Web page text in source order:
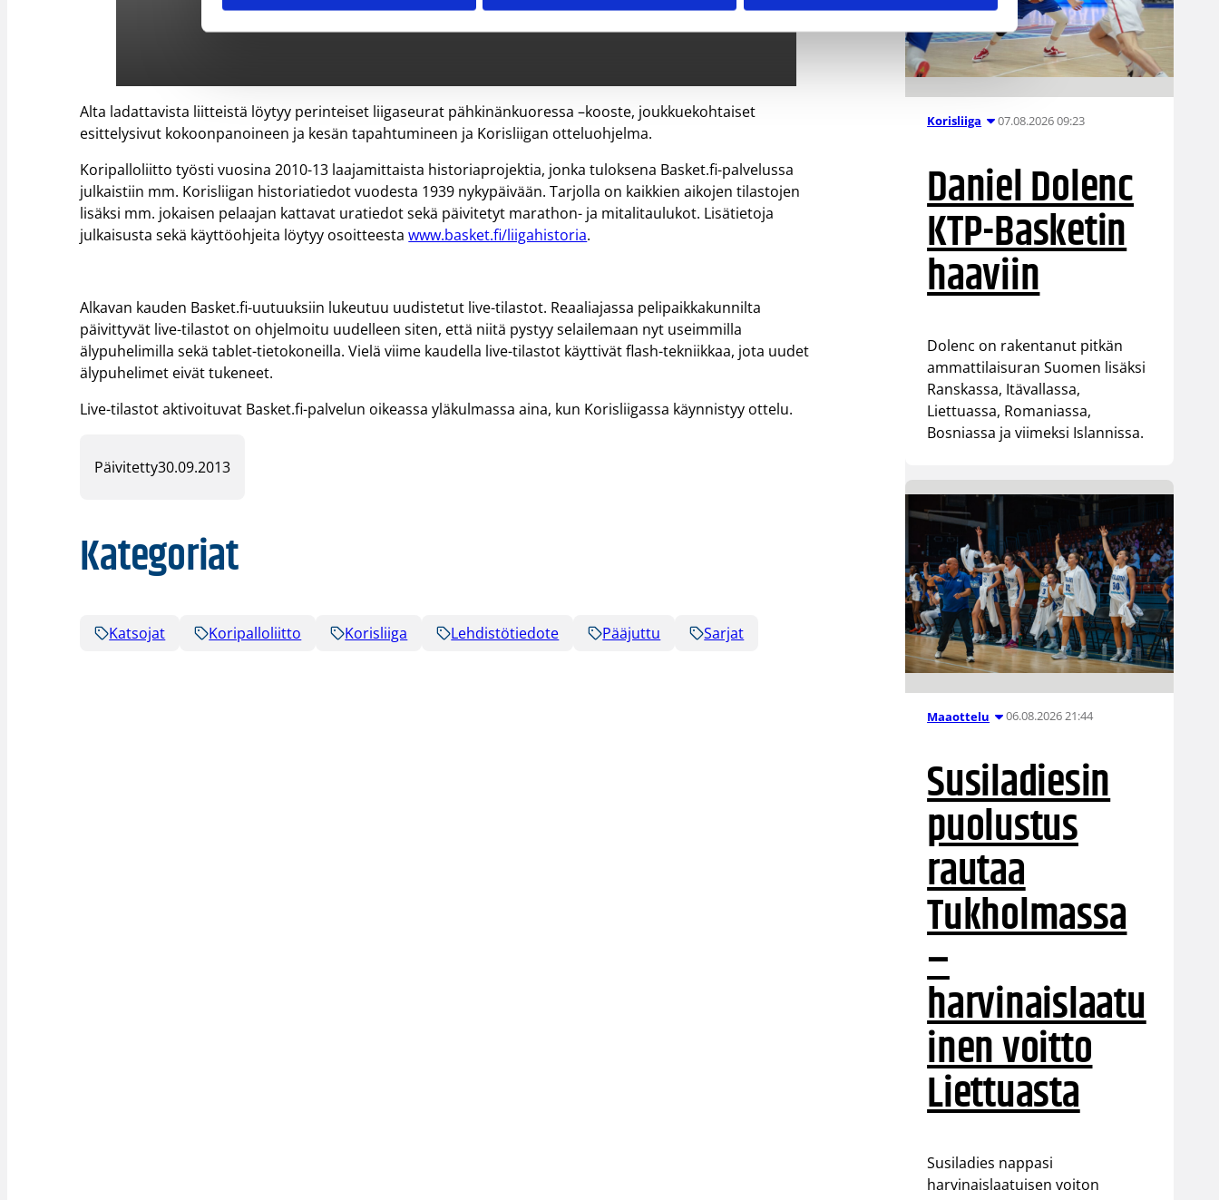
Alta ladattavista liitteistä löytyy perinteiset liigaseurat pähkinänkuoressa –kooste, joukkuekohtaiset
esittelysivut kokoonpanoineen ja kesän tapahtumineen ja Korisliigan otteluohjelma.
Koripalloliitto työsti vuosina 2010-13 laajamittaista historiaprojektia, jonka tuloksena Basket.fi-palvelussa
julkaistiin mm. Korisliigan historiatiedot vuodesta 1939 nykypäivään. Tarjolla on kaikkien aikojen tilastojen
lisäksi mm. jokaisen pelaajan kattavat uratiedot sekä päivitetyt marathon- ja mitalitaulukot. Lisätietoja
julkaisusta sekä käyttöohjeita löytyy osoitteestawww.basket.fi/liigahistoria.
Alkavan kauden Basket.fi-uutuuksiin lukeutuu uudistetut live-tilastot. Reaaliajassa pelipaikkakunnilta
päivittyvät live-tilastot on ohjelmoitu uudelleen siten, että niitä pystyy selailemaan nyt useimmilla
älypuhelimilla sekä tablet-tietokoneilla. Vielä viime kaudella live-tilastot käyttivät flash-tekniikkaa, jota uudet
älypuhelimet eivät tukeneet.
Live-tilastot aktivoituvat Basket.fi-palvelun oikeassa yläkulmassa aina, kun Korisliigassa käynnistyy ottelu.
Päivitetty30.09.2013
Kategoriat
Katsojat Koripalloliitto Korisliiga Lehdistötiedote Pääjuttu Sarjat
Korisliiga 07.08.2026 09:23
Daniel Dolenc
KTP-Basketin
haaviin
Dolenc on rakentanut pitkän
ammattilaisuran Suomen lisäksi
Ranskassa, Itävallassa,
Liettuassa, Romaniassa,
Bosniassa ja viimeksi Islannissa.
Maaottelu 06.08.2026 21:44
Susiladiesin
puolustus
rautaa
Tukholmassa
–
harvinaislaatu
inen voitto
Liettuasta
Susiladies nappasi
harvinaislaatuisen voiton